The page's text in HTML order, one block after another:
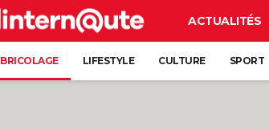
ACTUALITÉS
BRICOLAGE LIFESTYLE CULTURE SPORT